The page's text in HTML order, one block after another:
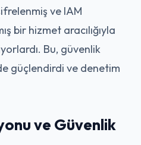
ve IAM
bir hizmet aracılığıyla
Bu, güvenlik
güçlendirdi ve denetim
ve Güvenlik